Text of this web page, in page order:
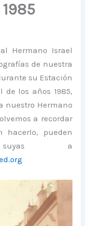
Hermano Israel
de nuestra
su Estación
de los años 1985,
a nuestro Hermano
a recordar
hacerlo, pueden
a